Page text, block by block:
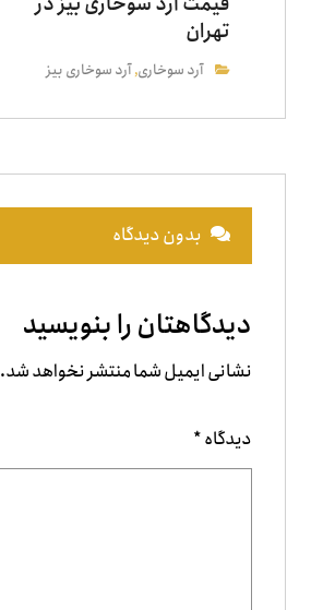
تهران
آرد سوخاری,آرد سوخاری بیز
بدون دیدگاه
دیدگاهتان را بنویسید
نشانی ایمیل شما منتشر نخواهد شد.
دیدگاه*